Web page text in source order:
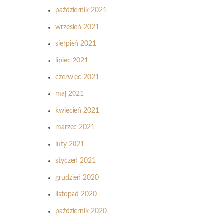
październik 2021
wrzesień 2021
sierpień 2021
lipiec 2021
czerwiec 2021
maj 2021
kwiecień 2021
marzec 2021
luty 2021
styczeń 2021
grudzień 2020
listopad 2020
październik 2020